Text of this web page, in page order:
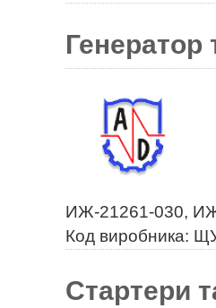
Генератор
ИЖ-21261-030,
Код виробника:
Стартери